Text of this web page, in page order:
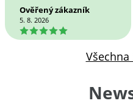
Ověřený zákazník
5. 8. 2026
5